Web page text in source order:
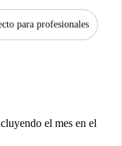
para profesionales
el mes en el